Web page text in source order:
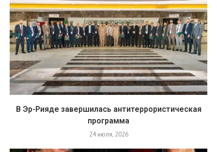
В Эр-Рияде завершилась антитеррористическая
программа
24 июля, 2026